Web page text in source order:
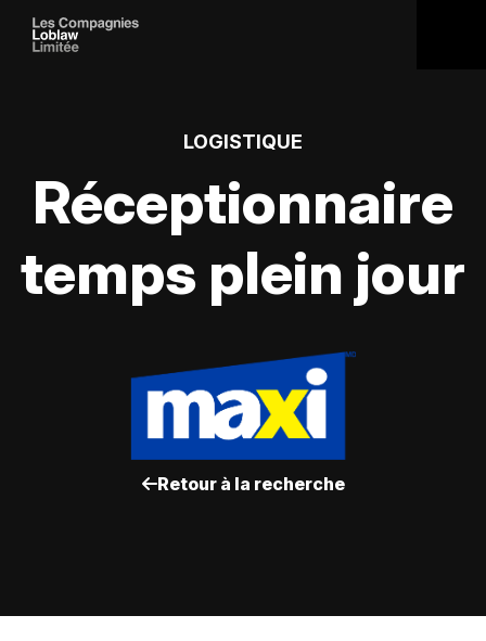
LOGISTIQUE
Réceptionnaire
temps plein jour
Retour à la recherche